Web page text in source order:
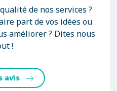
de nos services ?
part de vos idées ou
améliorer ? Dites nous
!
avis